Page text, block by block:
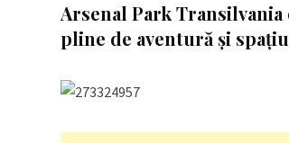
Arsenal Park
pline de aventură și